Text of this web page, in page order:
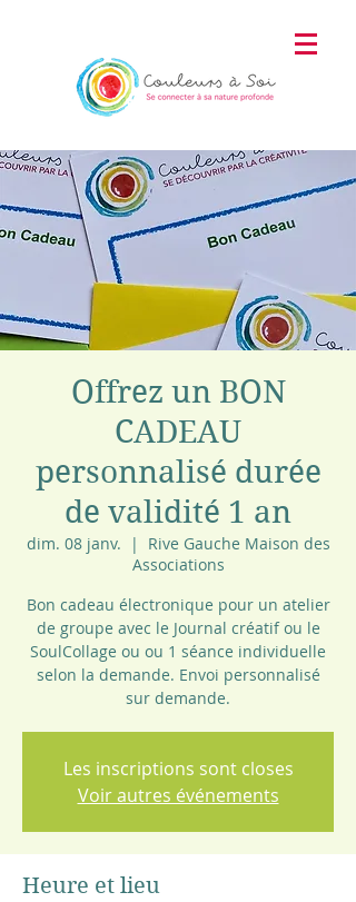
Offrez un BON
CADEAU
personnalisé durée
de validité 1 an
dim. 08 janv.
  |
Rive Gauche Maison des
Associations
Bon cadeau électronique pour un atelier
de groupe avec le Journal créatif ou le
SoulCollage ou ou 1 séance individuelle
selon la demande. Envoi personnalisé
sur demande.
Les inscriptions sont closes
Voir autres événements
Heure et lieu